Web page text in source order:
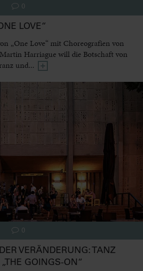
0
LOVE“
„One Love“ mit Choreografien von
Harriague will die Botschaft von
und...
0
VERÄNDERUNG: TANZ
GOINGS-ON“